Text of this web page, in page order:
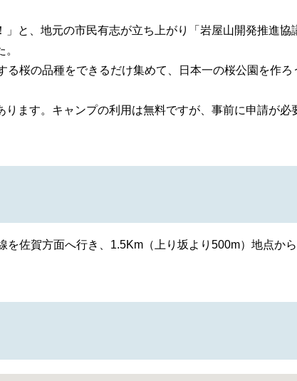
と、地元の市民有志が立ち上がり「岩屋山開発推進協
る桜の品種をできるだけ集めて、日本一の桜公園を作
ます。キャンプの利用は無料ですが、事前に申請が必
を佐賀方面へ行き、1.5Km（上り坂より500m）地点か